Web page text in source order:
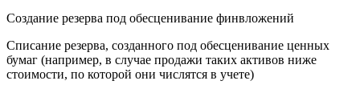
Создание резерва под обесценивание финвложений
Списание резерва, созданного под обесценивание ценных
бумаг (например, в случае продажи таких активов ниже
стоимости, по которой они числятся в учете)